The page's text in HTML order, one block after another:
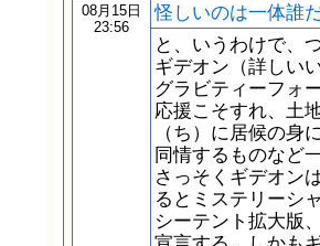
08月15日
23:56
怪しいのは一体誰
と、いうわけで、
ギデオン（詳しい
グラビティーフォ
応援こそすれ、土
（ち）に居候の身
同情するものなど
さっそくギデオン
るとミステリーシ
シーテント拡大版